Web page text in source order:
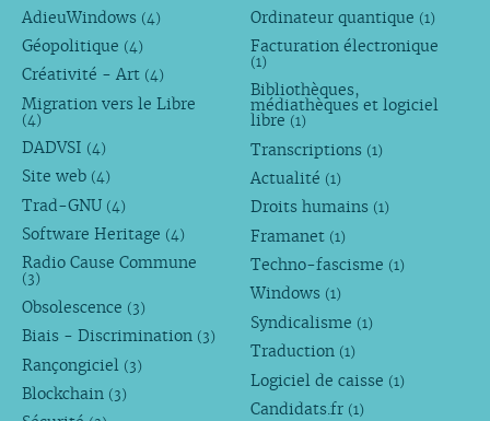
AdieuWindows (4)
Géopolitique (4)
Créativité - Art (4)
Migration vers le Libre
(4)
DADVSI (4)
Site web (4)
Trad-GNU (4)
Software Heritage (4)
Radio Cause Commune
(3)
Obsolescence (3)
Biais - Discrimination (3)
Rançongiciel (3)
Blockchain (3)
Ordinateur quantique (1)
Facturation électronique
(1)
Bibliothèques,
médiathèques et logiciel
libre (1)
Transcriptions (1)
Actualité (1)
Droits humains (1)
Framanet (1)
Techno-fascisme (1)
Windows (1)
Syndicalisme (1)
Traduction (1)
Logiciel de caisse (1)
Candidats.fr (1)